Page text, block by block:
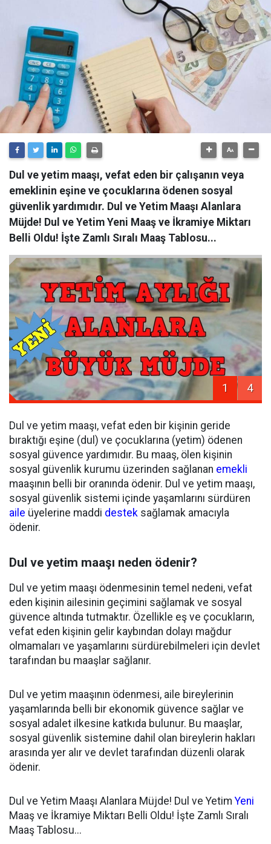
Dul ve yetim maaşı, vefat eden bir çalışanın veya
emeklinin eşine ve çocuklarına ödenen sosyal
güvenlik yardımıdır. Dul ve Yetim Maaşı Alanlara
Müjde! Dul ve Yetim Yeni Maaş ve İkramiye Miktarı
Belli Oldu! İşte Zamlı Sıralı Maaş Tablosu...
1 4
Dul ve yetim maaşı, vefat eden bir kişinin geride
bıraktığı eşine (dul) ve çocuklarına (yetim) ödenen
sosyal güvence yardımıdır. Bu maaş, ölen kişinin
sosyal güvenlik kurumu üzerinden sağlanan emekli
maaşının belli bir oranında ödenir. Dul ve yetim maaşı,
sosyal güvenlik sistemi içinde yaşamlarını sürdüren
aile üyelerine maddi destek sağlamak amacıyla
ödenir.
Dul ve yetim maaşı neden ödenir?
Dul ve yetim maaşı ödenmesinin temel nedeni, vefat
eden kişinin ailesinin geçimini sağlamak ve sosyal
güvence altında tutmaktır. Özellikle eş ve çocukların,
vefat eden kişinin gelir kaybından dolayı mağdur
olmamaları ve yaşamlarını sürdürebilmeleri için devlet
tarafından bu maaşlar sağlanır.
Dul ve yetim maaşının ödenmesi, aile bireylerinin
yaşamlarında belli bir ekonomik güvence sağlar ve
sosyal adalet ilkesine katkıda bulunur. Bu maaşlar,
sosyal güvenlik sistemine dahil olan bireylerin hakları
arasında yer alır ve devlet tarafından düzenli olarak
ödenir.
Dul ve Yetim Maaşı Alanlara Müjde! Dul ve YetimYeni
Maaş ve İkramiye Miktarı Belli Oldu! İşte Zamlı Sıralı
Maaş Tablosu...